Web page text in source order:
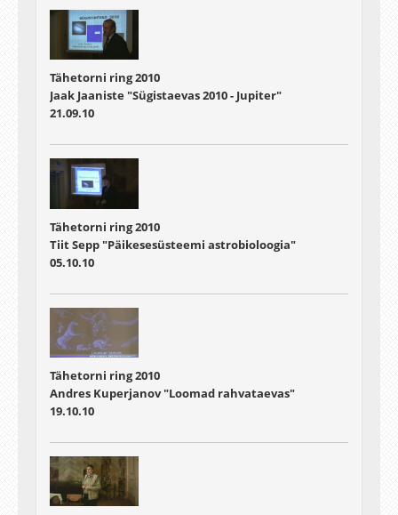
Tähetorni ring 2010
Jaak Jaaniste "Sügistaevas 2010 - Jupiter"
21.09.10
Tähetorni ring 2010
Tiit Sepp "Päikesesüsteemi astrobioloogia"
05.10.10
Tähetorni ring 2010
Andres Kuperjanov "Loomad rahvataevas"
19.10.10